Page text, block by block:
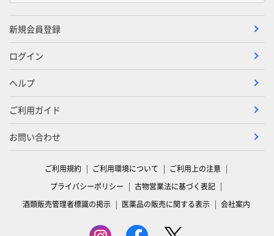
新規会員登録
ログイン
ヘルプ
ご利用ガイド
お問い合わせ
ご利用規約 ご利用環境について
ご利用上の注意
プライバシーポリシー
古物営業法に基づく表記
酒類販売管理者標識の掲示
医薬品の販売に関する表示 会社案内